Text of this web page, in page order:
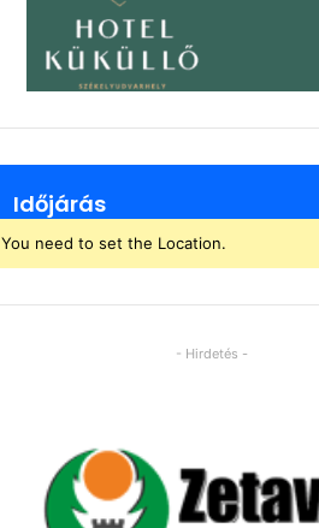
Időjárás
You need to set the Location.
- Hirdetés -